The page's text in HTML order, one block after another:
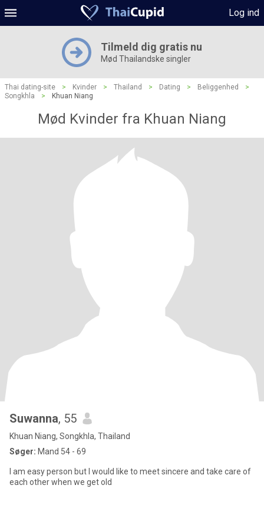
Log ind
Tilmeld dig gratis nu
Mød Thailandske singler
Thai dating-site > Kvinder > Thailand > Dating > Beliggenhed
>
Songkhla
> Khuan Niang
Mød Kvinder fra Khuan Niang
Suwanna, 55
Khuan Niang, Songkhla, Thailand
Søger: Mand 54 - 69
I am easy person but I would like to meet sincere and take care of
each other when we get old